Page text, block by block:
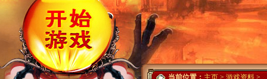
当前位置：主页>游戏资料>